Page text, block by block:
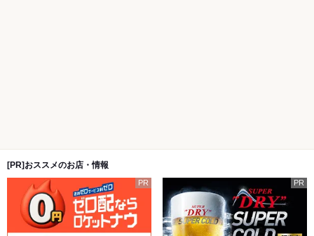
[PR]おススメのお店・情報
PR PR